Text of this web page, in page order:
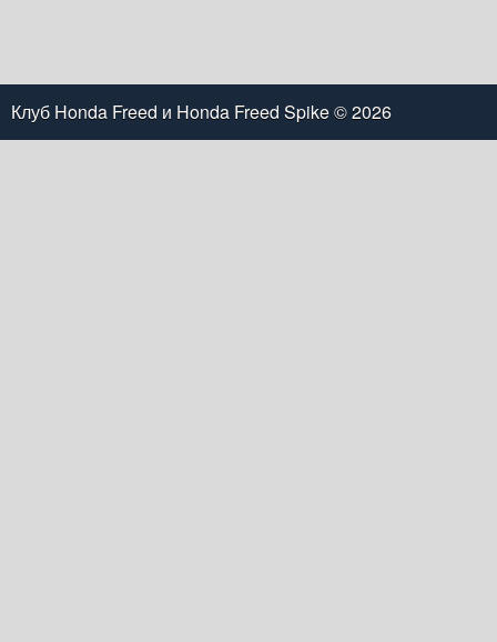
Клуб Honda Freed и Honda Freed Spike© 2026